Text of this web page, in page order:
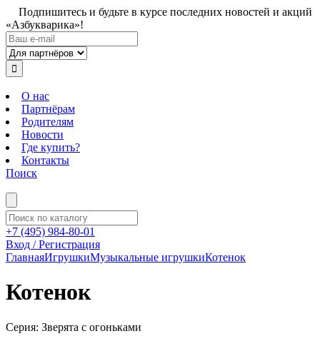
Подпишитесь и будьте в курсе последних новостей и акций
«Азбукварика»!
О нас
Партнёрам
Родителям
Новости
Где купить?
Контакты
Поиск
+7 (495) 984-80-01
Вход / Регистрация
ГлавнаяИгрушкиМузыкальные игрушкиКотенок
Котенок
Серия: Зверята с огоньками